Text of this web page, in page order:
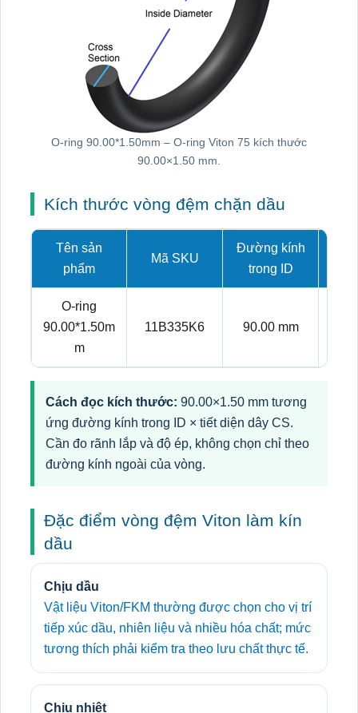
O-ring 90.00*1.50mm – O-ring Viton 75 kích thước
90.00×1.50 mm.
Kích thước vòng đệm chặn dầu
Tên sản
phẩm
Mã SKU
Đường kính
trong ID
O-ring
90.00*1.50m
m
11B335K6 90.00 mm
Cách đọc kích thước: 90.00×1.50 mm tương
ứng đường kính trong ID × tiết diện dây CS.
Cần đo rãnh lắp và độ ép, không chọn chỉ theo
đường kính ngoài của vòng.
Đặc điểm vòng đệm Viton làm kín
dầu
Chịu dầu
Vật liệu Viton/FKM thường được chọn cho vị trí
tiếp xúc dầu, nhiên liệu và nhiều hóa chất; mức
tương thích phải kiểm tra theo lưu chất thực tế.
Chịu nhiệt